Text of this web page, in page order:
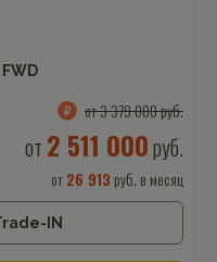
от 3 379 000 руб.
от 2 511 000руб.
от26 913 руб. в месяц
IN